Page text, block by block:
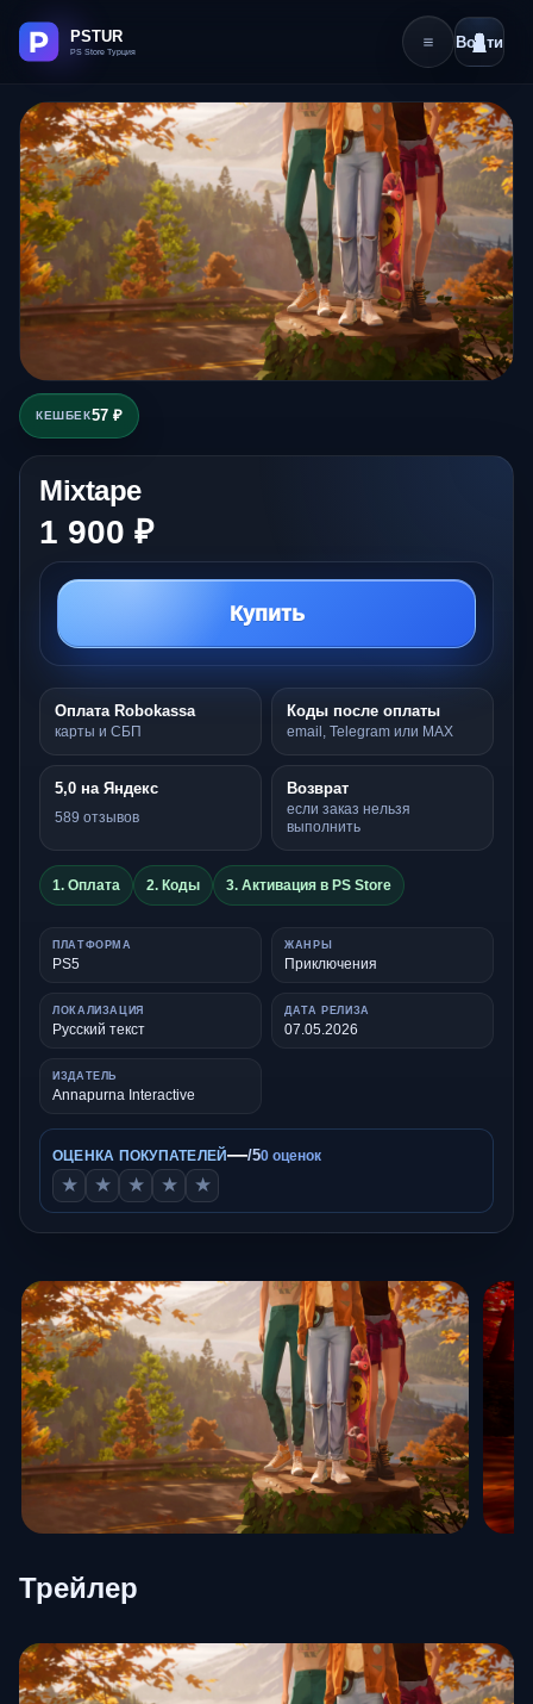
Войти
КЕШБЕК57 ₽
Mixtape
1 900 ₽
Купить
Оплата Robokassa
карты и СБП
Коды после оплаты
email, Telegram или MAX
5,0 на Яндекс
589 отзывов
Возврат
если заказ нельзя
выполнить
1. Оплата 2. Коды 3. Активация в PS Store
ПЛАТФОРМА
PS5
ЖАНРЫ
Приключения
ЛОКАЛИЗАЦИЯ
Русский текст
ДАТА РЕЛИЗА
07.05.2026
ИЗДАТЕЛЬ
Annapurna Interactive
ОЦЕНКА ПОКУПАТЕЛЕЙ—/50 оценок
★ ★ ★ ★ ★
Трейлер